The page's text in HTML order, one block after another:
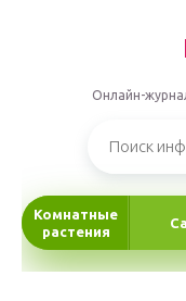
Онлайн-
Комнатные
растения